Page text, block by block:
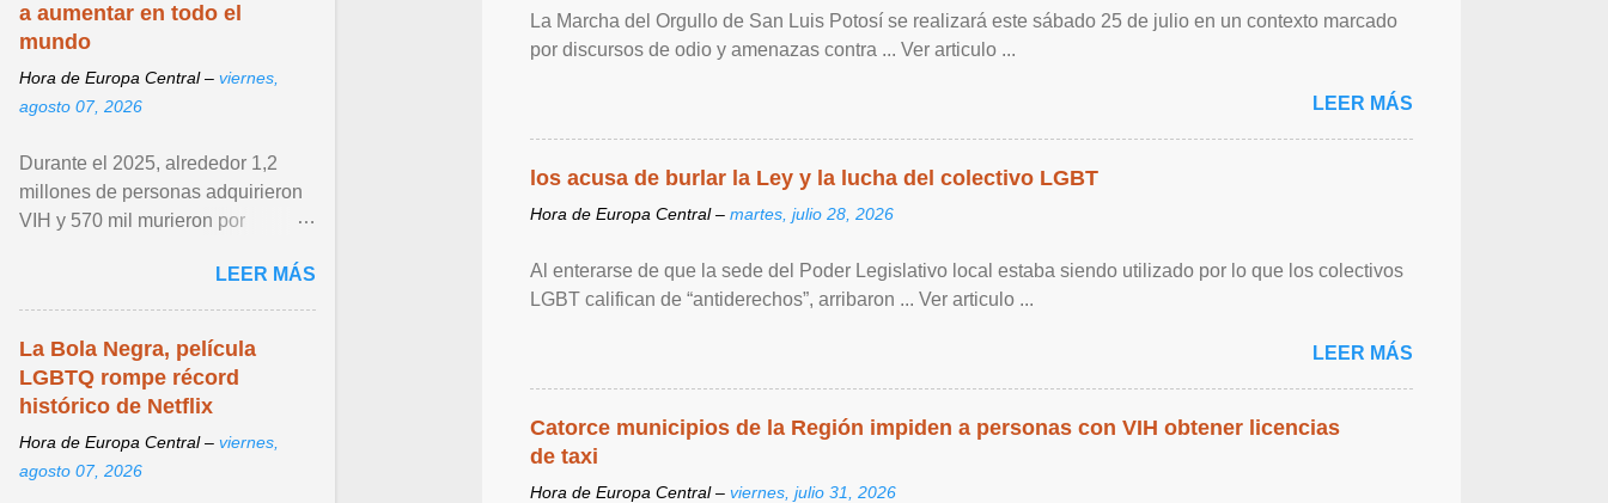
La Marcha del Orgullo de San Luis Potosí se realizará este sábado 25 de julio en un contexto marcado
por discursos de odio y amenazas contra ... Ver articulo ...
LEER MÁS
los acusa de burlar la Ley y la lucha del colectivo LGBT
Hora de Europa Central – martes, julio 28, 2026
Al enterarse de que la sede del Poder Legislativo local estaba siendo utilizado por lo que los colectivos
LGBT califican de “antiderechos”, arribaron ... Ver articulo ...
LEER MÁS
Catorce municipios de la Región impiden a personas con VIH obtener licencias
de taxi
Hora de Europa Central – viernes, julio 31, 2026
a aumentar en todo el
mundo
Hora de Europa Central – viernes,
agosto 07, 2026
Durante el 2025, alrededor 1,2
millones de personas adquirieron
VIH y 570 mil murieron por
LEER MÁS
La Bola Negra, película
LGBTQ rompe récord
histórico de Netflix
Hora de Europa Central – viernes,
agosto 07, 2026